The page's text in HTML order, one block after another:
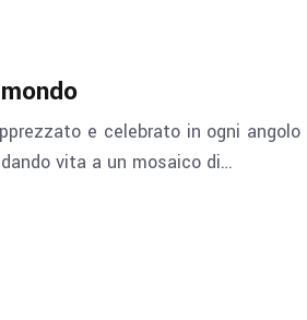
e celebrato in ogni
vita a un mosaico di…